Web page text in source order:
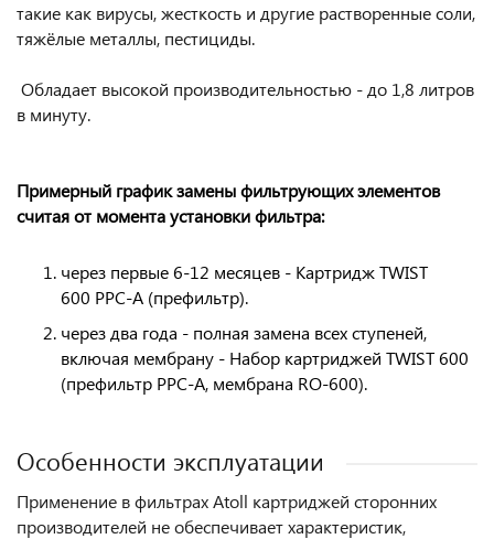
такие как вирусы, жесткость и другие растворенные соли,
тяжёлые металлы, пестициды.
Обладает высокой производительностью - до 1,8 литров
в минуту.
Примерный график замены фильтрующих элементов
считая от момента установки фильтра:
через первые 6-12 месяцев - Картридж TWIST
600 PPC-A (префильтр).
через два года - полная замена всех ступеней,
включая мембрану - Набор картриджей TWIST 600
(префильтр PPC-A, мембрана RO-600).
Особенности эксплуатации
Применение в фильтрах Atoll картриджей сторонних
производителей не обеспечивает характеристик,